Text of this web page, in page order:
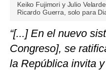
Keiko Fujimori y Julio
Ricardo Guerra, solo para
“[...] En el nuevo
Congreso], se
la República invita